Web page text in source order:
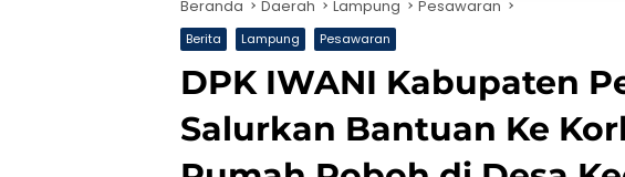
Beranda Daerah Lampung Pesawaran
Berita Lampung Pesawaran
DPK IWANI Kabupaten
Salurkan Bantuan Ke